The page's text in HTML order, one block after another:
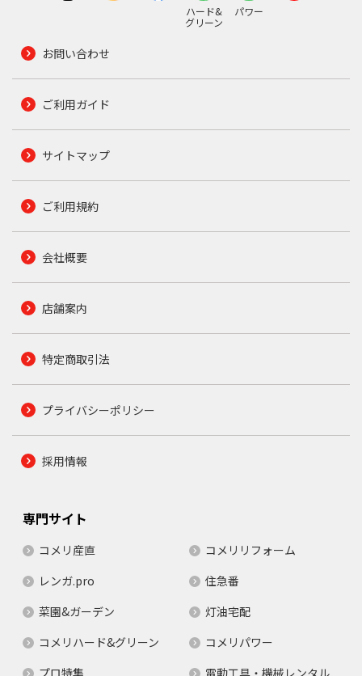
ハード&
グリーン
パワー
お問い合わせ
ご利用ガイド
サイトマップ
ご利用規約
会社概要
店舗案内
特定商取引法
プライバシーポリシー
採用情報
専門サイト
コメリ産直
コメリリフォーム
レンガ.pro
住急番
菜園&ガーデン
灯油宅配
コメリハード&グリーン
コメリパワー
プロ特集
電動工具・機械レンタル